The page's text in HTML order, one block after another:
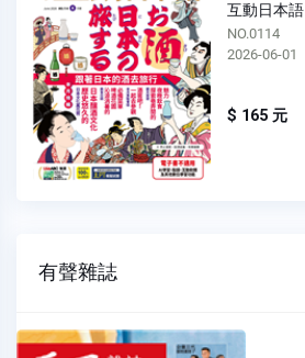
互動日本語
NO.0113
2026-05-01
$ 165 元
有聲雜誌